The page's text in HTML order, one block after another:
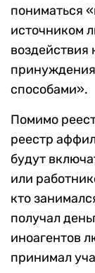
пониматься
источником
воздействия
способами».
Помимо
реестр
будут
или
кто
получал
иноагентов
принимал